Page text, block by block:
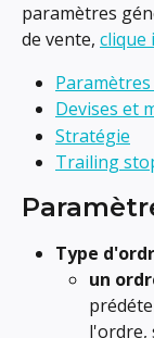
paramètres
de vente, clique
Devises et
Stratégie
Trailing
Type
un
l'ordre,